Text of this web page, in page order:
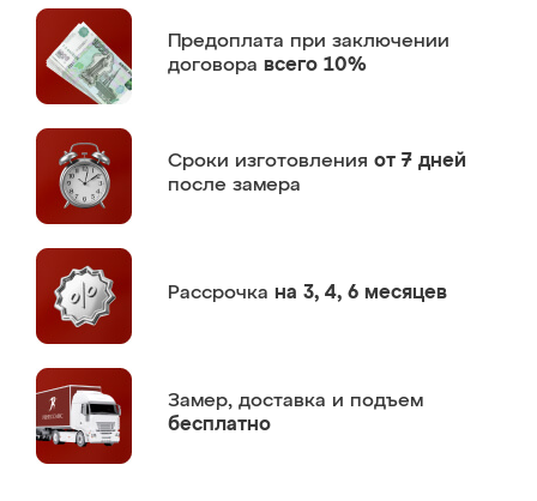
Предоплата при заключении
договора всего 10%
Сроки изготовления от 7 дней
после замера
Рассрочка на 3, 4, 6 месяцев
Замер, доставка и подъем
бесплатно